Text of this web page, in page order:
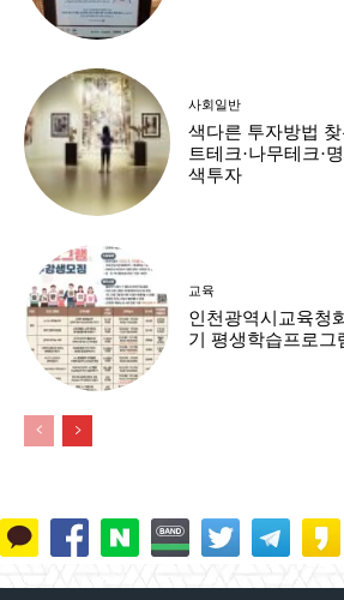
사회일반
색다른 투자방법
트테크·나무테크·
색투자
교육
인천광역시교육청
기 평생학습프로그